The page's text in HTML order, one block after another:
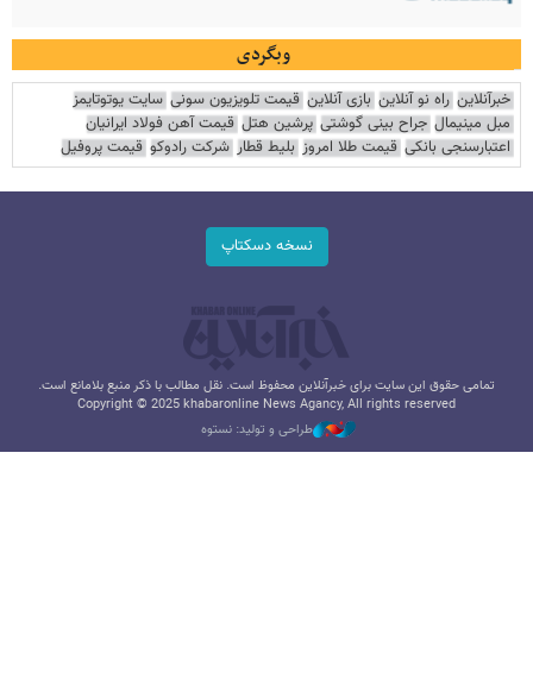
وبگردی
خبرآنلاین راه نو آنلاین بازی آنلاین قیمت تلویزیون سونی سایت یوتوتایمز
مبل مینیمال جراح بینی گوشتی پرشین هتل قیمت آهن فولاد ایرانیان
اعتبارسنجی بانکی قیمت طلا امروز بلیط قطار شرکت رادوکو قیمت پروفیل
نسخه دسکتاپ
تمامی حقوق این سایت برای خبرآنلاین محفوظ است. نقل مطالب با ذکر منبع بلامانع است.
Copyright © 2025 khabaronline News Agancy, All rights reserved
طراحی و تولید: نستوه